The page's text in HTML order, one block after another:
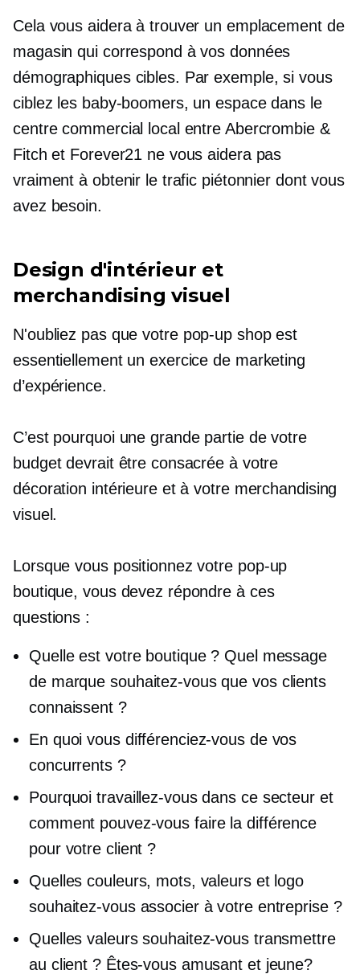
Cela vous aidera à trouver un emplacement de
magasin qui correspond à vos données
démographiques cibles. Par exemple, si vous
ciblez les baby-boomers, un espace dans le
centre commercial local entre Abercrombie &
Fitch et Forever21 ne vous aidera pas
vraiment à obtenir le trafic piétonnier dont vous
avez besoin.
Design d'intérieur et
merchandising visuel
N'oubliez pas que votre pop-up shop est
essentiellement un exercice de marketing
d’expérience.
C’est pourquoi une grande partie de votre
budget devrait être consacrée à votre
décoration intérieure et à votre merchandising
visuel.
Lorsque vous positionnez votre pop-up
boutique, vous devez répondre à ces
questions :
Quelle est votre boutique ? Quel message
de marque souhaitez-vous que vos clients
connaissent ?
En quoi vous différenciez-vous de vos
concurrents ?
Pourquoi travaillez-vous dans ce secteur et
comment pouvez-vous faire la différence
pour votre client ?
Quelles couleurs, mots, valeurs et logo
souhaitez-vous associer à votre entreprise ?
Quelles valeurs souhaitez-vous transmettre
au client ? Êtes-vous amusant et jeune?